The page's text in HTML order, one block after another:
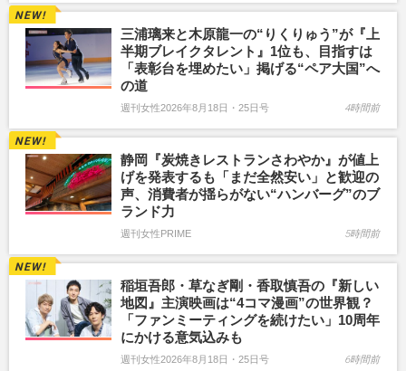
三浦璃来と木原龍一の“りくりゅう”が『上
半期ブレイクタレント』1位も、目指すは
「表彰台を埋めたい」掲げる“ペア大国”へ
の道
週刊女性2026年8月18日・25日号 4時間前
静岡『炭焼きレストランさわやか』が値上
げを発表するも「まだ全然安い」と歓迎の
声、消費者が揺らがない“ハンバーグ”のブ
ランド力
週刊女性PRIME 5時間前
稲垣吾郎・草なぎ剛・香取慎吾の『新しい
地図』主演映画は“4コマ漫画”の世界観？
「ファンミーティングを続けたい」10周年
にかける意気込みも
週刊女性2026年8月18日・25日号 6時間前